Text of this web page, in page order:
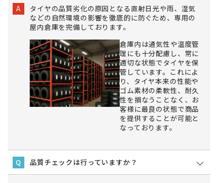
A
タイヤの品質劣化の原因となる直射日光や雨、湿気
などの自然環境の影響を徹底的に防ぐため、専用の
屋内倉庫を完備しております。
倉庫内は通気性や温度管
理にも十分配慮し、常に
適切な状態でタイヤを保
管しています。これによ
り、タイヤ本来の性能や
ゴム素材の柔軟性、耐久
性を損なうことなく、お
客様に最良の状態で商品
を提供することが可能と
なっております。
Q 品質チェックは行っていますか？